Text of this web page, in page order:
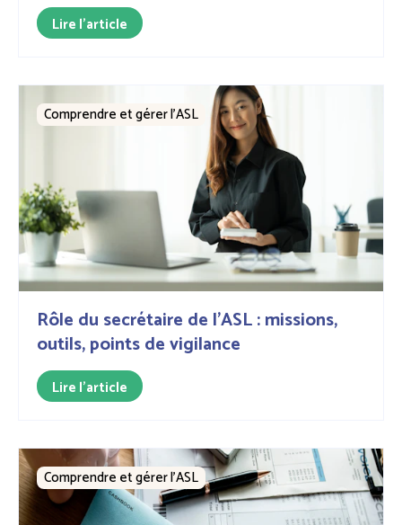
Lire l'article
Rôle du secrétaire de l'ASL : missions,
outils, points de vigilance
Comprendre et gérer l’ASL
Lire l'article
Comprendre et gérer l’ASL